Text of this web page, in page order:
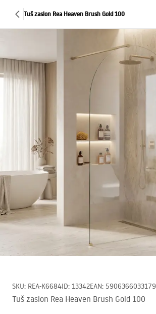
Tuš zaslon Rea Heaven Brush Gold 100
SKU: REA-K6684ID: 13342EAN: 5906366033179
Tuš zaslon Rea Heaven Brush Gold 100